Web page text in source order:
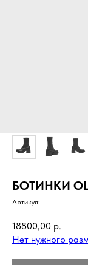
БОТИНКИ
Артикул:
18800,00 р.
Нет нужного